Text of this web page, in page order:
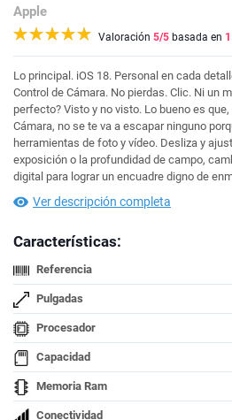
Apple
Valoración 5/5 basada en 1
Lo principal. iOS 18. Personal en cada
Control de Cámara. No pierdas. Clic. Ni un
perfecto? Visto y no visto. Lo bueno es
Cámara, no se te va a escapar ninguno
herramientas de foto y vídeo. Desliza y
exposición o la profundidad de campo,
digital para lograr un encuadre digno de
Ver descripción completa
Características:
Referencia
Pulgadas
Procesador
Capacidad
Memoria Ram
Conectividad